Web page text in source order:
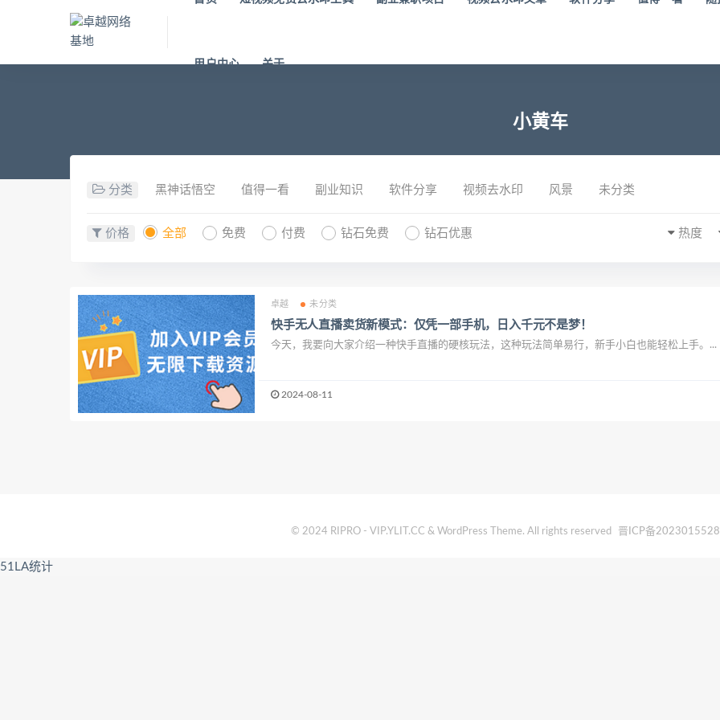
用户中心 关于
小黄车
分类 黑神话悟空 值得一看 副业知识 软件分享 视频去水印 风景 未分类
价格 全部 免费 付费 钻石免费 钻石优惠 热度
卓越 未分类
快手无人直播卖货新模式：仅凭一部手机，日入千元不是梦！
今天，我要向大家介绍一种快手直播的硬核玩法，这种玩法简单易行，新手小白也能轻松上手。...
2024-08-11
© 2024 RIPRO - VIP.YLIT.CC & WordPress Theme. All rights reserved 晋ICP备
51LA统计